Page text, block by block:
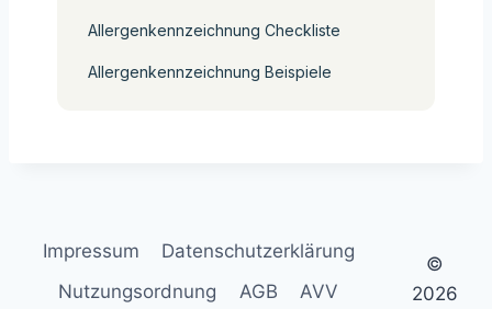
Allergenkennzeichnung Checkliste
Allergenkennzeichnung Beispiele
Impressum
Datenschutzerklärung
Nutzungsordnung
AGB AVV
©
2026